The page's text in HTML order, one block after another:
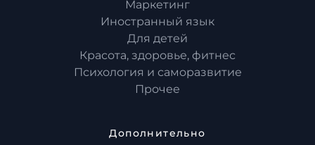
Маркетинг
Иностранный язык
Для детей
Красота, здоровье, фитнес
Психология и саморазвитие
Прочее
Дополнительно